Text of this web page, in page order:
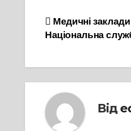
Навігація
записів
Медичні
Національна
Від